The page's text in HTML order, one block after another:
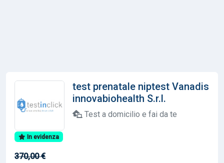
test prenatale niptest Vanadis
innovabiohealth S.r.l.
Test a domicilio e fai da te
In evidenza
370,00 €